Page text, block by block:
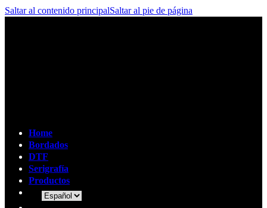
Saltar al contenido principalSaltar al pie de página
Home
Bordados
DTF
Serigrafía
Productos